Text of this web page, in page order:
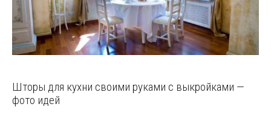
Шторы для кухни своими руками с выкройками —
фото идей